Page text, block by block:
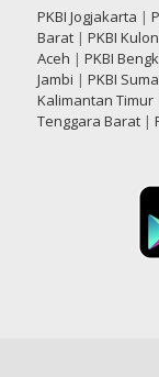
PKBI Jogjakarta |
Barat| PKBI
Aceh | PKBI
Jambi | PKBI
Kalimantan Timur
Tenggara Barat|